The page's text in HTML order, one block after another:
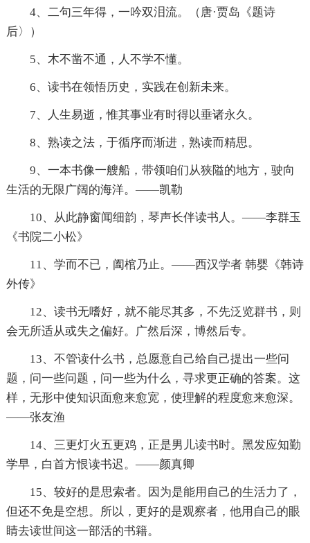
4、二句三年得，一吟双泪流。（唐·贾岛《题诗
后〉）
5、木不凿不通，人不学不懂。
6、读书在领悟历史，实践在创新未来。
7、人生易逝，惟其事业有时得以垂诸永久。
8、熟读之法，于循序而渐进，熟读而精思。
9、一本书像一艘船，带领咱们从狭隘的地方，驶向
生活的无限广阔的海洋。——凯勒
10、从此静窗闻细韵，琴声长伴读书人。——李群玉
《书院二小松》
11、学而不已，阖棺乃止。——西汉学者 韩婴《韩诗
外传》
12、读书无嗜好，就不能尽其多，不先泛览群书，则
会无所适从或失之偏好。广然后深，博然后专。
13、不管读什么书，总愿意自己给自己提出一些问
题，问一些问题，问一些为什么，寻求更正确的答案。这
样，无形中使知识面愈来愈宽，使理解的程度愈来愈深。
——张友渔
14、三更灯火五更鸡，正是男儿读书时。黑发应知勤
学早，白首方恨读书迟。——颜真卿
15、较好的是思索者。因为是能用自己的生活力了，
但还不免是空想。所以，更好的是观察者，他用自己的眼
睛去读世间这一部活的书籍。